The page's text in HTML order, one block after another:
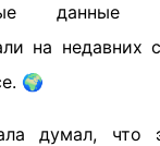
на недавних
🌍
думал, что